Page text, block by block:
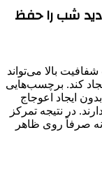
شب را حفظ
بالا می‌تواند
کند. برچسب‌هایی
ایجاد اعوجاج
در نتیجه تمرکز
صرفاً روی ظاهر